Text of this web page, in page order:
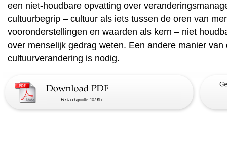
een niet-houdbare opvatting over
cultuurbegrip – cultuur als iets tussen de oren van
vooronderstellingen en waarden als kern – niet
over menselijk gedrag weten. Een andere manier
cultuurverandering is nodig.
Bestandsgrootte: 107 Kb